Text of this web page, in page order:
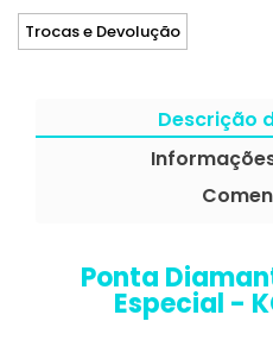
Trocas e Devolução
Descrição
Ponta
Especial -